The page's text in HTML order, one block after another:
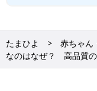
たまひよ 赤ちゃん
なのはなぜ？ 高品質